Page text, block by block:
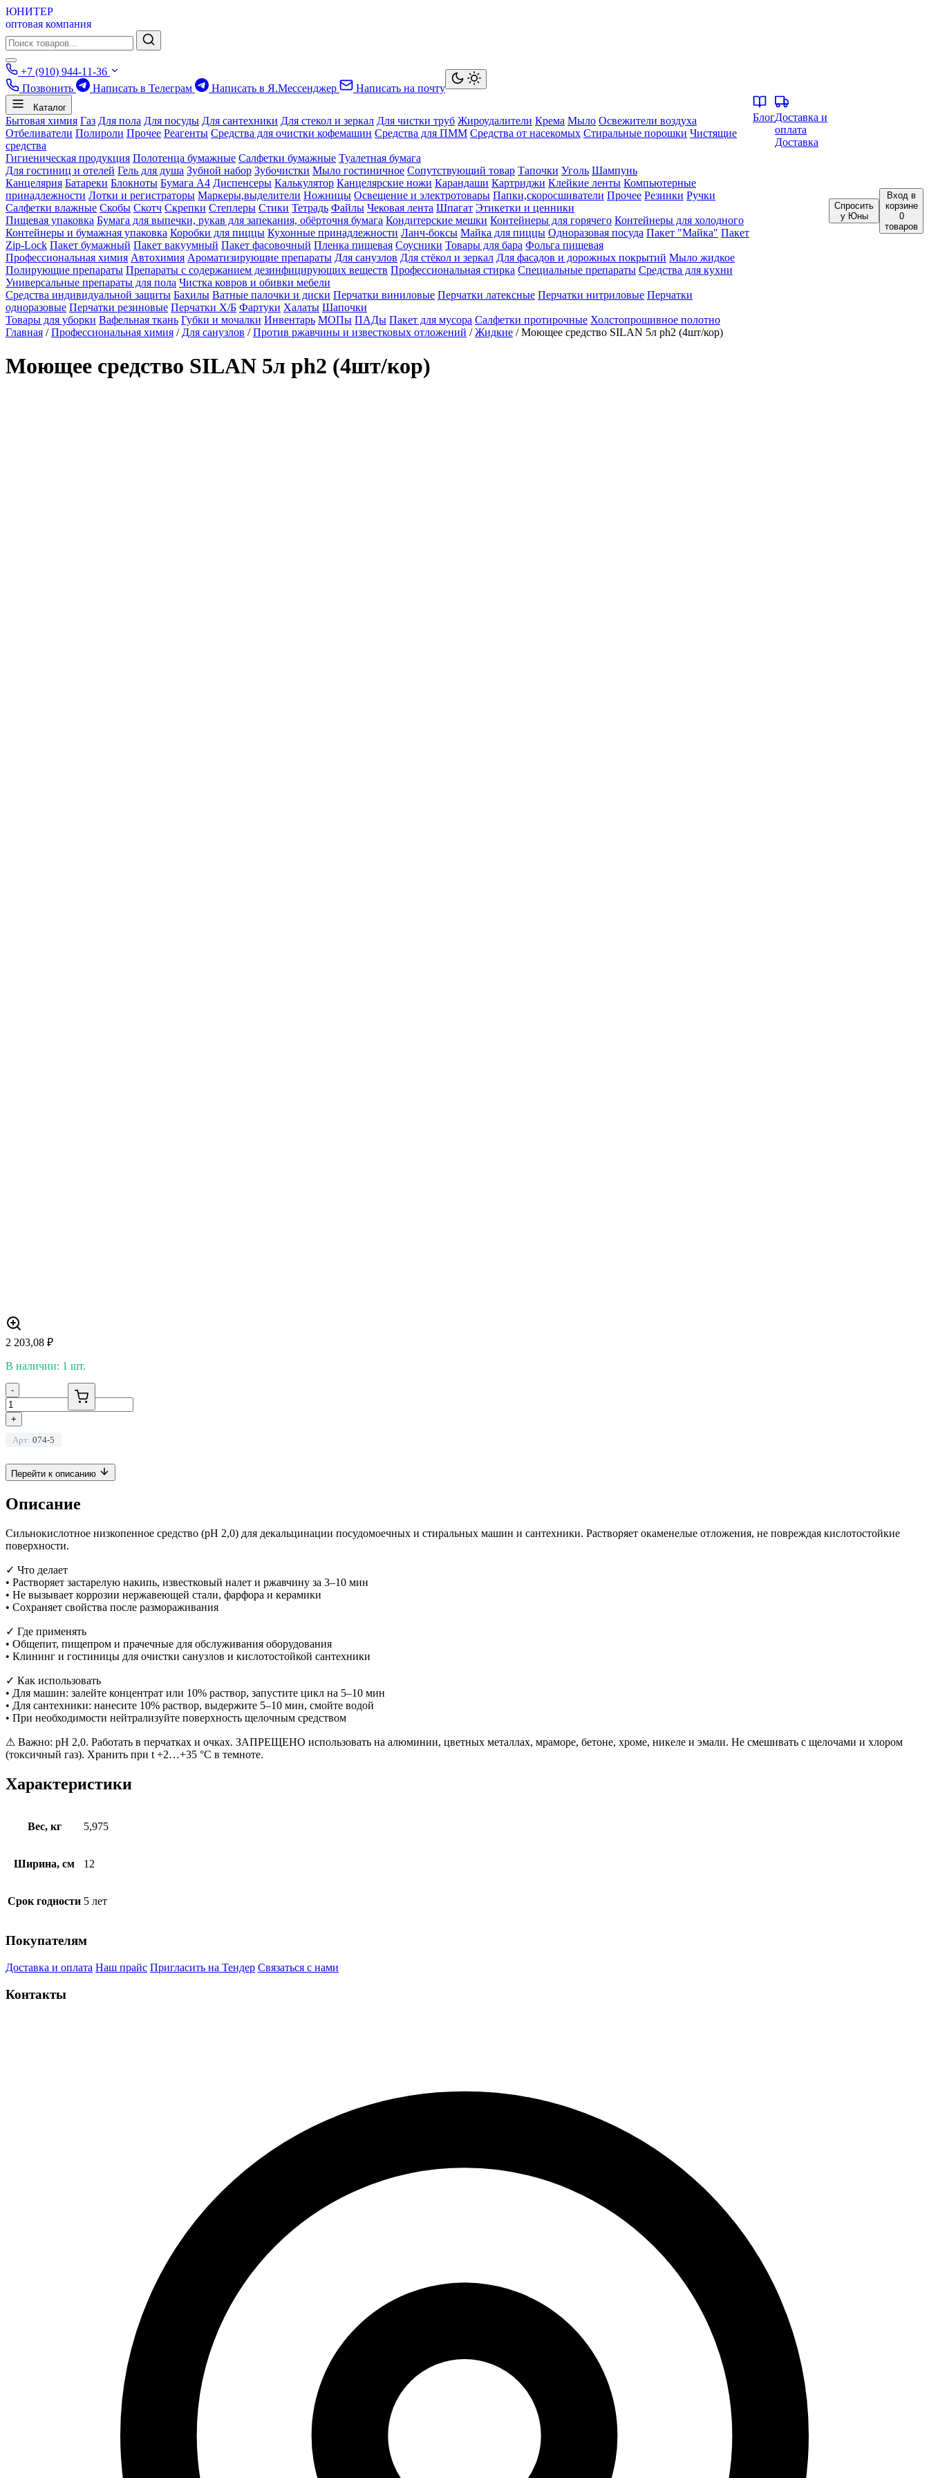
ЮНИТЕР
оптовая компания
+7 (910) 944-11-36
Позвонить
Написать в Телеграм Написать в Я.Мессенджер Написать на почту
Каталог
Бытовая химия Газ Для пола Для посуды Для сантехники Для стекол и зеркал Для чистки труб Жироудалители Крема Мыло Освежители воздуха
Отбеливатели Полироли Прочее Реагенты Средства для очистки кофемашин Средства для ПММ Средства от насекомых Стиральные порошки Чистящие
средства
Гигиеническая продукция Полотенца бумажные Салфетки бумажные Туалетная бумага
Для гостиниц и отелей Гель для душа Зубной набор Зубочистки Мыло гостиничное Сопутствующий товар Тапочки Уголь Шампунь
Канцелярия Батареки Блокноты Бумага А4 Диспенсеры Калькулятор Канцелярские ножи Карандаши Картриджи Клейкие ленты Компьютерные
принадлежности Лотки и регистраторы Маркеры,выделители Ножницы Освещение и электротовары Папки,скоросшиватели Прочее Резинки Ручки
Салфетки влажные Скобы Скотч Скрепки Степлеры Стики Тетрадь Файлы Чековая лента Шпагат Этикетки и ценники
Пищевая упаковка Бумага для выпечки, рукав для запекания, обёрточня бумага Кондитерские мешки Контейнеры для горячего Контейнеры для холодного
Контейнеры и бумажная упаковка Коробки для пиццы Кухонные принадлежности Ланч-боксы Майка для пиццы Одноразовая посуда Пакет "Майка" Пакет
Zip-Lock Пакет бумажный Пакет вакуумный Пакет фасовочный Пленка пищевая Соусники Товары для бара Фольга пищевая
Профессиональная химия Автохимия Ароматизирующие препараты Для санузлов Для стёкол и зеркал Для фасадов и дорожных покрытий Мыло жидкое
Полирующие препараты Препараты с содержанием дезинфицирующих веществ Профессиональная стирка Специальные препараты Средства для кухни
Универсальные препараты для пола Чистка ковров и обивки мебели
Средства индивидуальной защиты Бахилы Ватные палочки и диски Перчатки виниловые Перчатки латексные Перчатки нитриловые Перчатки
одноразовые Перчатки резиновые Перчатки Х/Б Фартуки Халаты Шапочки
Товары для уборки Вафельная ткань Губки и мочалки Инвентарь МОПы ПАДы Пакет для мусора Салфетки протирочные Холстопрошивное полотно
БлогДоставка и
оплата
Доставка
Спросить
у Юны
Вход в
корзине
0
товаров
Главная /Профессиональная химия / Для санузлов /Против ржавчины и известковых отложений /Жидкие / Моющее средство SILAN 5л ph2 (4шт/кор)
Моющее средство SILAN 5л ph2 (4шт/кор)
2 203,08 ₽
В наличии: 1 шт.
-
+
Арт: 074-5
Перейти к описанию
Описание
Сильнокислотное низкопенное средство (pH 2,0) для декальцинации посудомоечных и стиральных машин и сантехники. Растворяет окаменелые отложения, не повреждая кислотостойкие
поверхности.
✓ Что делает
• Растворяет застарелую накипь, известковый налет и ржавчину за 3–10 мин
• Не вызывает коррозии нержавеющей стали, фарфора и керамики
• Сохраняет свойства после размораживания
✓ Где применять
• Общепит, пищепром и прачечные для обслуживания оборудования
• Клининг и гостиницы для очистки санузлов и кислотостойкой сантехники
✓ Как использовать
• Для машин: залейте концентрат или 10% раствор, запустите цикл на 5–10 мин
• Для сантехники: нанесите 10% раствор, выдержите 5–10 мин, смойте водой
• При необходимости нейтрализуйте поверхность щелочным средством
⚠ Важно: pH 2,0. Работать в перчатках и очках. ЗАПРЕЩЕНО использовать на алюминии, цветных металлах, мраморе, бетоне, хроме, никеле и эмали. Не смешивать с щелочами и хлором
(токсичный газ). Хранить при t +2…+35 °C в темноте.
Характеристики
Вес, кг 5,975
Ширина, см 12
Срок годности 5 лет
Покупателям
Доставка и оплата Наш прайс Пригласить на Тендер Связаться с нами
Контакты